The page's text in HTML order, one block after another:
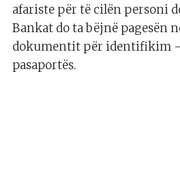
afariste për të cilën personi
Bankat do ta bëjnë pagesën
dokumentit për identifikim
pasaportës.